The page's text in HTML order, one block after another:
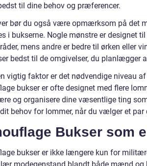
til dine behov og præferencer.
bør du også være opmærksom på det
i bukserne. Nogle mønstre er designet
mens andre er bedre til ørken eller
bedst til de omgivelser, du planlægger
vigtig faktor er det nødvendige niveau
bukser er ofte designet med flere
og organisere dine væsentlige ting
behov for lommer, når du vælger et par
Bukser som
bukser er ikke længere kun for
modegenstand blandt både mænd og